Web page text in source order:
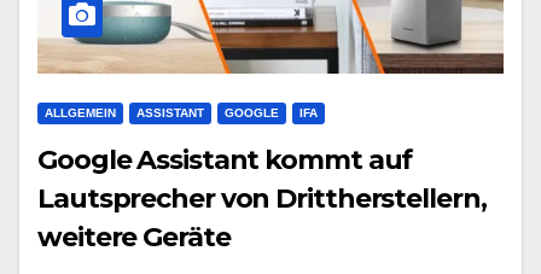
ALLGEMEIN ASSISTANT GOOGLE IFA
Google Assistant kommt auf
Lautsprecher von Drittherstellern,
weitere Geräte